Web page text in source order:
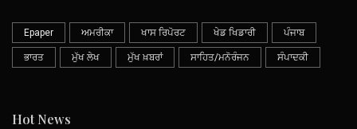
Epaper ਅਮਰੀਕਾ ਖਾਸ ਰਿਪੋਰਟ ਖੇਡ ਖਿਡਾਰੀ ਪੰਜਾਬ
ਭਾਰਤ ਮੁੱਖ ਲੇਖ ਮੁੱਖ ਖ਼ਬਰਾਂ ਸਾਹਿਤ/ਮਨੋਰੰਜਨ ਸੰਪਾਦਕੀ
Hot News